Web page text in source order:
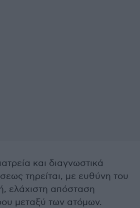
και διαγνωστικά
τηρείται, με ευθύνη του
ελάχιστη απόσταση
μεταξύ των ατόμων.